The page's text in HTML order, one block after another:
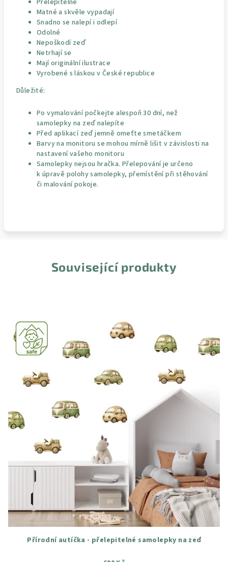
Matné a skvěle vypadají
Snadno se nalepí i odlepí
Odolné
Nepoškodí zeď
Netrhají se
Mají originální ilustrace
Vyrobené s láskou v České republice
Důležité:
Po vymalování počkejte alespoň 30 dní, než
samolepky na zeď nalepíte
Před aplikací zeď jemně omeťte smetáčkem
Barvy na monitoru se mohou mírně lišit v závislosti na
nastavení vašeho monitoru
Samolepky nejsou hračka. Přelepování je určeno
k úpravě polohy samolepky, přemístění při stěhování
či malování pokoje.
Související produkty
Přírodní autíčka - přelepitelné samolepky na zeď